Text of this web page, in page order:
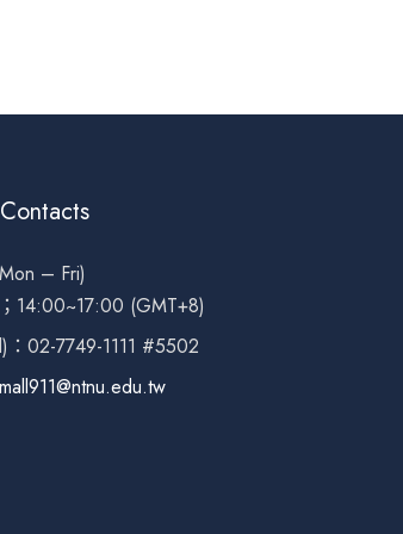
– Fri)
14:00~17:00 (GMT+8)
：02-7749-1111 #5502